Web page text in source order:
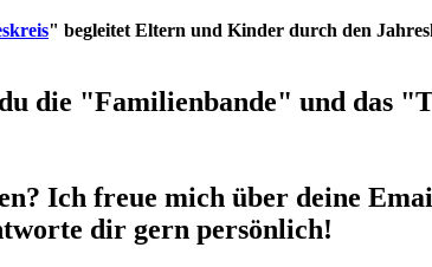
" begleitet Eltern und Kinder durch den
die "Familienbande" und
Ich freue mich über deine
dir gern persönlich!